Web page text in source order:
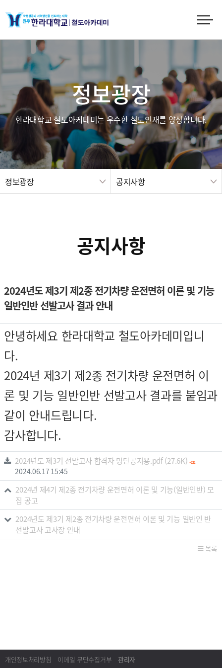
정보광장
한라대학교 철도아케데미는 우수한 철도인재를 양성합니다.
정보광장 공지사항
공지사항
2024년도 제3기 제2종 전기차량 운전면허 이론 및 기능
일반인반 선발고사 결과 안내
컨텐츠 정보
본문
안녕하세요 한라대학교 철도아카데미입니
다.
2024년 제3기 제2종 전기차량 운전면허 이
론 및 기능 일반인반 선발고사 결과를 붙임과
같이 안내드립니다.
감사합니다.
관련자료
2024년도 제3기 선발고사 합격자 명단공지용.pdf파일크기
(27.6K) 222회 다운
등록일
2024.06.17 15:45
2024년 제4기 제2종 전기차량 운전면허 이론 및 기능(일반인반) 모
집 공고
2024년도 제3기 제2종 전기차량 운전면허 이론 및 기능 일반인 반
선발고사 고사장 안내
목록
개인정보처리방침 이메일 무단수집거부 관리자